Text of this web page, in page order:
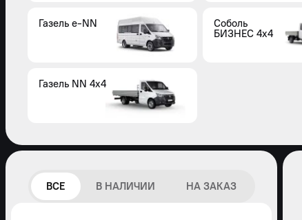
Газель e-NN
Соболь
БИЗНЕС 4x4
Газель NN 4x4
ВСЕ В НАЛИЧИИ НА ЗАКАЗ